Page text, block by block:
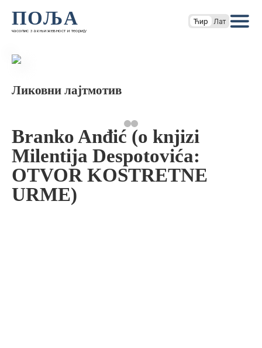
ПОЉА
часопис за књижевност и теорију
Ћир Лат
Ликовни лајтмотив
Branko Anđić (o knjizi
Milentija Despotovića:
OTVOR KOSTRETNE
URME)